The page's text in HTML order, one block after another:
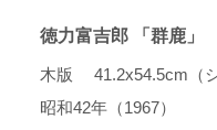
徳力富吉郎 「群鹿」
木版 41.2x54.5cm（
昭和42年（1967）